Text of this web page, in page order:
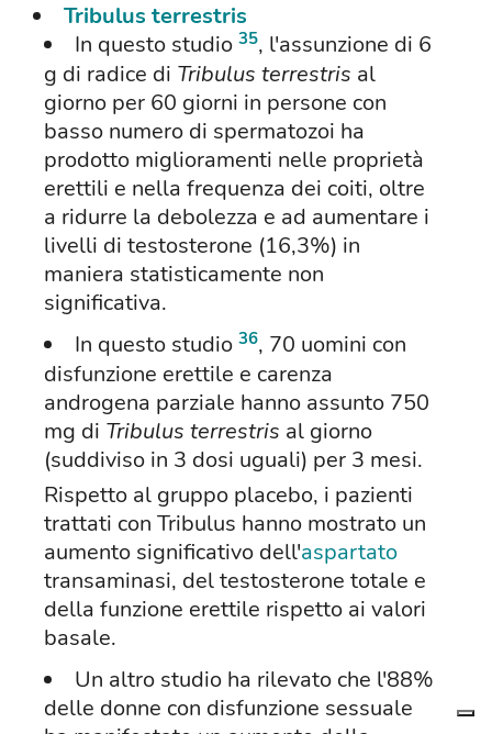
Tribulus terrestris
In questo studio 35, l'assunzione di 6
g di radice di Tribulus terrestris al
giorno per 60 giorni in persone con
basso numero di spermatozoi ha
prodotto miglioramenti nelle proprietà
erettili e nella frequenza dei coiti, oltre
a ridurre la debolezza e ad aumentare i
livelli di testosterone (16,3%) in
maniera statisticamente non
significativa.
In questo studio 36, 70 uomini con
disfunzione erettile e carenza
androgena parziale hanno assunto 750
mg di Tribulus terrestris al giorno
(suddiviso in 3 dosi uguali) per 3 mesi.
Rispetto al gruppo placebo, i pazienti
trattati con Tribulus hanno mostrato un
aumento significativo dell'aspartato
transaminasi, del testosterone totale e
della funzione erettile rispetto ai valori
basale.
Un altro studio ha rilevato che l'88%
delle donne con disfunzione sessuale